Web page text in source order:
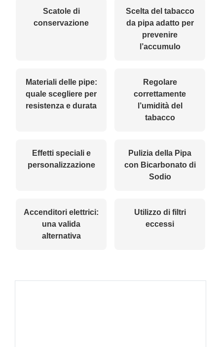
Scatole di
conservazione
Scelta del tabacco
da pipa adatto per
prevenire
l’accumulo
Materiali delle pipe:
quale scegliere per
resistenza e durata
Regolare
correttamente
l’umidità del
tabacco
Effetti speciali e
personalizzazione
Pulizia della Pipa
con Bicarbonato di
Sodio
Accenditori elettrici:
una valida
alternativa
Utilizzo di filtri
eccessi